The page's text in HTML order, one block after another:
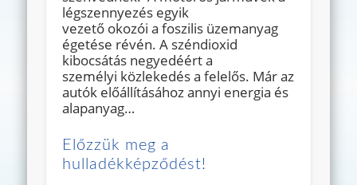
légszennyezés egyik
vezető okozói a foszilis üzemanyag
égetése révén. A széndioxid
kibocsátás negyedéért a
személyi közlekedés a felelős. Már az
autók előállításához annyi energia és
alapanyag…
Előzzük meg a
hulladékképződést!